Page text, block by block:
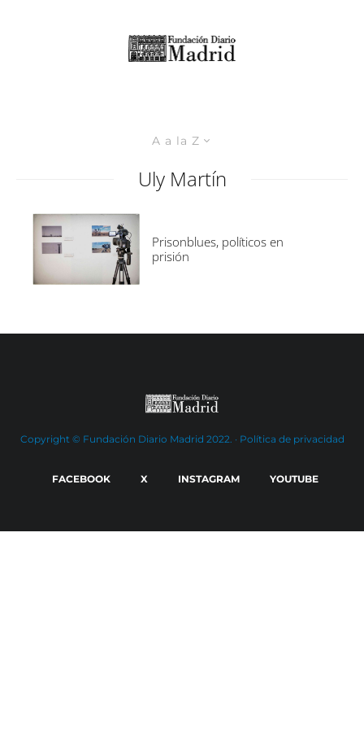
A a la Z
Uly Martín
Prisonblues, políticos en
prisión
Copyright © Fundación Diario Madrid 2022. · Política de privacidad
FACEBOOK X INSTAGRAM YOUTUBE